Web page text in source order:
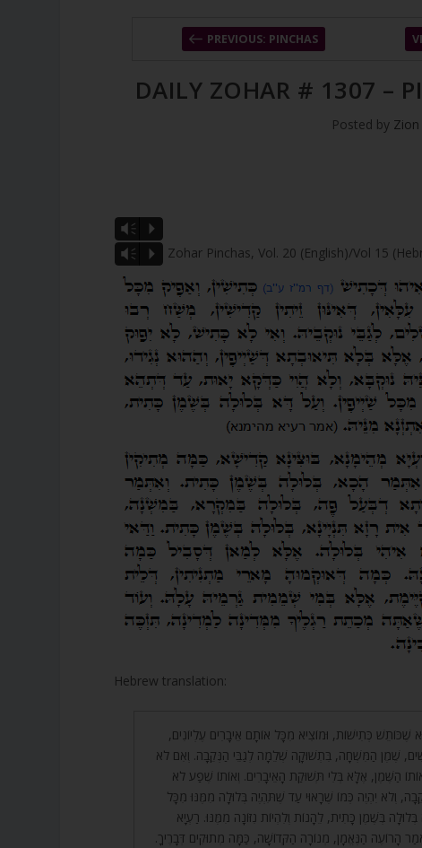
PREVIOUS: PINCHAS
DAILY ZOHAR # 1307 –
Posted by
Vm
P
Vm
P Zohar Pinchas, Vol. 20 (English)/Vol 15
Hebrew translation:
הוּא שֶׁכּוֹתֵשׁ כְּתִישׁוֹת, וּמוֹצִיא מִכָּל אוֹתָם אֵיבָרִים עֶלְיוֹנִים,
שֶׁמֶן הַמִּשְׁחָה, בִּתְשׁוּקָה שְׁלֵמָה לְגַבֵּי הַנְּקֵבָה. וְאִם לֹא
הַשֶּׁמֶן, אֶלָּא בְּלִי תְּשׁוּקַת הָאֵיבָרִים. וְאוֹתוֹ שֶׁפַע לֹא
וְלֹא יִהְיֶה כְּמוֹ שֶׁרָאוּי עַד שֶׁתִּהְיֶה בְּלוּלָה מִמֶּנּוּ מִכָּל
בְּלוּלָה בְּשֶׁמֶן כָּתִית, לֵהָנוֹת וְלִהְיוֹת נִזּוֹנָה מִמֶּנּוּ. רַעְיָא
663. אָמַר הָרוֹעֶה הַנֶּאֱמָן, מְנוֹרָה הַקְּדוֹשָׁה, כַּמָּה מְתוּקִים דְּבָרֶיךָ.